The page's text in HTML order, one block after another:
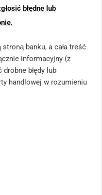
błędne lub
banku, a cała treść
informacyjny (z
błędy lub
handlowej w rozumieniu